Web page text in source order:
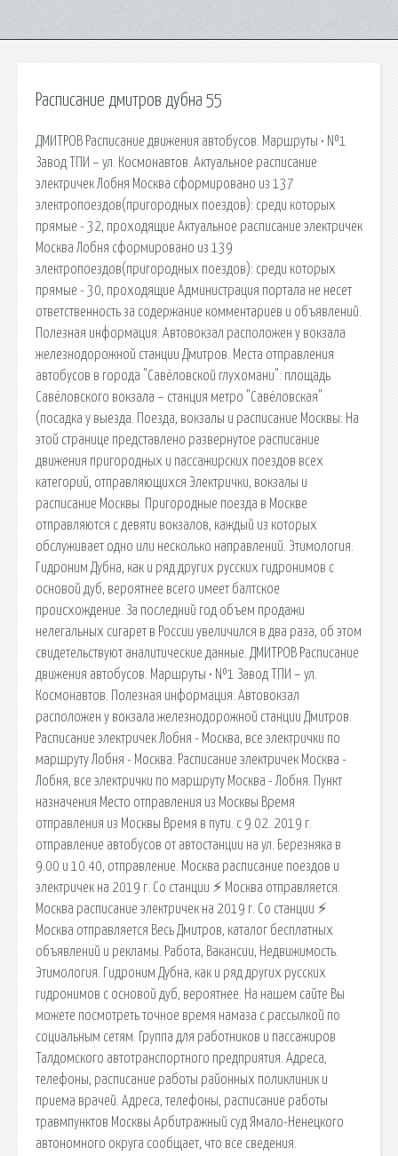
Расписание дмитров дубна 55
ДМИТРОВ Расписание движения автобусов. Маршруты • №1
Завод ТПИ – ул. Космонавтов. Актуальное расписание
электричек Лобня Москва сформировано из 137
электропоездов(пригородных поездов): среди которых
прямые - 32, проходящие Актуальное расписание электричек
Москва Лобня сформировано из 139
электропоездов(пригородных поездов): среди которых
прямые - 30, проходящие Администрация портала не несет
ответственность за содержание комментариев и объявлений.
Полезная информация: Автовокзал расположен у вокзала
железнодорожной станции Дмитров. Места отправления
автобусов в города "Савёловской глухомани": площадь
Савёловского вокзала – станция метро "Савёловская"
(посадка у выезда. Поезда, вокзалы и расписание Москвы: На
этой странице представлено развернутое расписание
движения пригородных и пассажирских поездов всех
категорий, отправляющихся Электрички, вокзалы и
расписание Москвы. Пригородные поезда в Москве
отправляются с девяти вокзалов, каждый из которых
обслуживает одно или несколько направлений. Этимология.
Гидроним Дубна, как и ряд других русских гидронимов с
основой дуб, вероятнее всего имеет балтское
происхождение. За последний год объем продажи
нелегальных сигарет в России увеличился в два раза, об этом
свидетельствуют аналитические данные. ДМИТРОВ Расписание
движения автобусов. Маршруты • №1 Завод ТПИ – ул.
Космонавтов. Полезная информация: Автовокзал
расположен у вокзала железнодорожной станции Дмитров.
Расписание электричек Лобня - Москва, все электрички по
маршруту Лобня - Москва. Расписание электричек Москва -
Лобня, все электрички по маршруту Москва - Лобня. Пункт
назначения Место отправления из Москвы Время
отправления из Москвы Время в пути. с 9.02. 2019 г.
отправление автобусов от автостанции на ул. Березняка в
9.00 и 10.40, отправление. Москва расписание поездов и
электричек на 2019 г. Со станции ⚡ Москва отправляется.
Москва расписание электричек на 2019 г. Со станции ⚡
Москва отправляется Весь Дмитров, каталог бесплатных
объявлений и рекламы. Работа, Вакансии, Недвижимость.
Этимология. Гидроним Дубна, как и ряд других русских
гидронимов с основой дуб, вероятнее. На нашем сайте Вы
можете посмотреть точное время намаза с рассылкой по
социальным сетям. Группа для работников и пассажиров
Талдомского автотранспортного предприятия. Адреса,
телефоны, расписание работы районных поликлиник и
приема врачей. Адреса, телефоны, расписание работы
травмпунктов Москвы Арбитражный суд Ямало-Ненецкого
автономного округа сообщает, что все сведения.